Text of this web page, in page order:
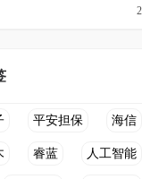
平安担保 海信
睿蓝 人工智能